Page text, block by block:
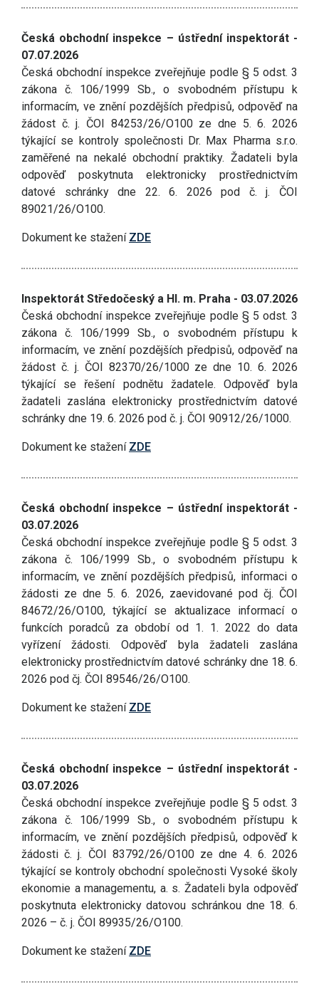
Česká obchodní inspekce – ústřední inspektorát -
07.07.2026
Česká obchodní inspekce zveřejňuje podle § 5 odst. 3
zákona č. 106/1999 Sb., o svobodném přístupu k
informacím, ve znění pozdějších předpisů, odpověď na
žádost č. j. ČOI 84253/26/O100 ze dne 5. 6. 2026
týkající se kontroly společnosti Dr. Max Pharma s.r.o.
zaměřené na nekalé obchodní praktiky. Žadateli byla
odpověď poskytnuta elektronicky prostřednictvím
datové schránky dne 22. 6. 2026 pod č. j. ČOI
89021/26/O100.
Dokument ke stažení ZDE
Inspektorát Středočeský a Hl. m. Praha - 03.07.2026
Česká obchodní inspekce zveřejňuje podle § 5 odst. 3
zákona č. 106/1999 Sb., o svobodném přístupu k
informacím, ve znění pozdějších předpisů, odpověď na
žádost č. j. ČOI 82370/26/1000 ze dne 10. 6. 2026
týkající se řešení podnětu žadatele. Odpověď byla
žadateli zaslána elektronicky prostřednictvím datové
schránky dne 19. 6. 2026 pod č. j. ČOI 90912/26/1000.
Dokument ke stažení ZDE
Česká obchodní inspekce – ústřední inspektorát -
03.07.2026
Česká obchodní inspekce zveřejňuje podle § 5 odst. 3
zákona č. 106/1999 Sb., o svobodném přístupu k
informacím, ve znění pozdějších předpisů, informaci o
žádosti ze dne 5. 6. 2026, zaevidované pod čj. ČOI
84672/26/O100, týkající se aktualizace informací o
funkcích poradců za období od 1. 1. 2022 do data
vyřízení žádosti. Odpověď byla žadateli zaslána
elektronicky prostřednictvím datové schránky dne 18. 6.
2026 pod čj. ČOI 89546/26/O100.
Dokument ke stažení ZDE
Česká obchodní inspekce – ústřední inspektorát -
03.07.2026
Česká obchodní inspekce zveřejňuje podle § 5 odst. 3
zákona č. 106/1999 Sb., o svobodném přístupu k
informacím, ve znění pozdějších předpisů, odpověď k
žádosti č. j. ČOI 83792/26/O100 ze dne 4. 6. 2026
týkající se kontroly obchodní společnosti Vysoké školy
ekonomie a managementu, a. s. Žadateli byla odpověď
poskytnuta elektronicky datovou schránkou dne 18. 6.
2026 – č. j. ČOI 89935/26/O100.
Dokument ke stažení ZDE